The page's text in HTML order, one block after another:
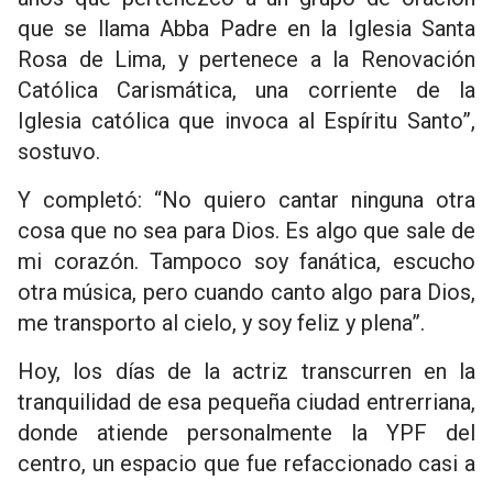
que se llama Abba Padre en la Iglesia Santa
Rosa de Lima, y pertenece a la Renovación
Católica Carismática, una corriente de la
Iglesia católica que invoca al Espíritu Santo”,
sostuvo.
Y completó: “No quiero cantar ninguna otra
cosa que no sea para Dios. Es algo que sale de
mi corazón. Tampoco soy fanática, escucho
otra música, pero cuando canto algo para Dios,
me transporto al cielo, y soy feliz y plena”.
Hoy, los días de la actriz transcurren en la
tranquilidad de esa pequeña ciudad entrerriana,
donde atiende personalmente la YPF del
centro, un espacio que fue refaccionado casi a